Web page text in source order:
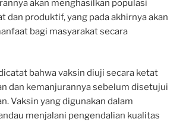
akan menghasilkan populasi
dan produktif, yang pada akhirnya akan
bagi masyarakat secara
bahwa vaksin diuji secara ketat
dan kemanjurannya sebelum disetujui
Vaksin yang digunakan dalam
menjalani pengendalian kualitas